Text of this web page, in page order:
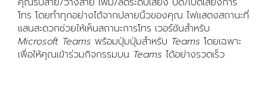
โทร โดยทำทุกอย่างได้จากปลายนิ้วของคุณ ไฟแสดงสถานะที่
แสนสะดวกช่วยให้เห็นสถานะการโทร เวอร์ชันสำหรับ
Microsoft Teams พร้อมปุ่มปุ่มสำหรับ Teams โดยเฉพาะ
เพื่อให้คุณเข้าร่วมกิจกรรมบน Teams ได้อย่างรวดเร็ว